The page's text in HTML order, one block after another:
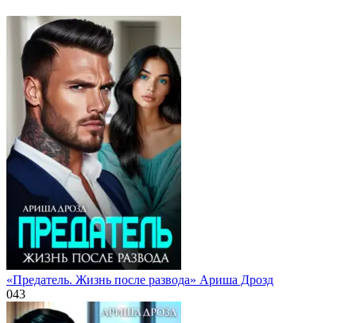
«Предатель. Жизнь после развода» Ариша Дрозд
043